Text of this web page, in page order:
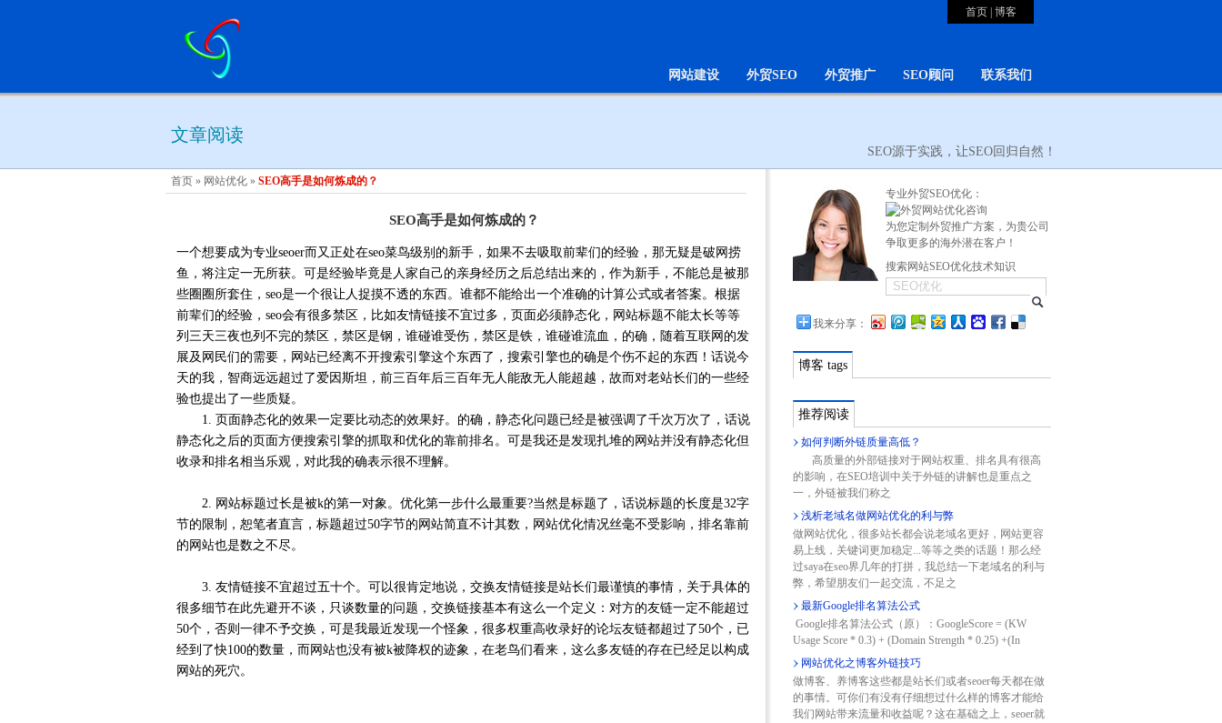
首页| 博客
网站建设 外贸SEO 外贸推广 SEO顾问 联系我们
文章阅读
SEO源于实践，让SEO回归自然！
首页 » 网站优化 » SEO高手是如何炼成的？
SEO高手是如何炼成的？
一个想要成为专业seoer而又正处在seo菜鸟级别的新手，如果不去吸取前辈们的经验，那无疑是破网捞
鱼，将注定一无所获。可是经验毕竟是人家自己的亲身经历之后总结出来的，作为新手，不能总是被那
些圈圈所套住，seo是一个很让人捉摸不透的东西。谁都不能给出一个准确的计算公式或者答案。根据
前辈们的经验，seo会有很多禁区，比如友情链接不宜过多，页面必须静态化，网站标题不能太长等等
列三天三夜也列不完的禁区，禁区是钢，谁碰谁受伤，禁区是铁，谁碰谁流血，的确，随着互联网的发
展及网民们的需要，网站已经离不开搜索引擎这个东西了，搜索引擎也的确是个伤不起的东西！话说今
天的我，智商远远超过了爱因斯坦，前三百年后三百年无人能敌无人能超越，故而对老站长们的一些经
验也提出了一些质疑。
1. 页面静态化的效果一定要比动态的效果好。的确，静态化问题已经是被强调了千次万次了，话说
静态化之后的页面方便搜索引擎的抓取和优化的靠前排名。可是我还是发现扎堆的网站并没有静态化但
收录和排名相当乐观，对此我的确表示很不理解。
2. 网站标题过长是被k的第一对象。优化第一步什么最重要?当然是标题了，话说标题的长度是32字
节的限制，恕笔者直言，标题超过50字节的网站简直不计其数，网站优化情况丝毫不受影响，排名靠前
的网站也是数之不尽。
3. 友情链接不宜超过五十个。可以很肯定地说，交换友情链接是站长们最谨慎的事情，关于具体的
很多细节在此先避开不谈，只谈数量的问题，交换链接基本有这么一个定义：对方的友链一定不能超过
50个，否则一律不予交换，可是我最近发现一个怪象，很多权重高收录好的论坛友链都超过了50个，已
经到了快100的数量，而网站也没有被k被降权的迹象，在老鸟们看来，这么多友链的存在已经足以构成
网站的死穴。
专业外贸SEO优化：
为您定制外贸推广方案，为贵公司
争取更多的海外潜在客户！
搜索网站SEO优化技术知识
我来分享：
博客 tags
推荐阅读
如何判断外链质量高低？
高质量的外部链接对于网站权重、排名具有很高
的影响，在SEO培训中关于外链的讲解也是重点之
一，外链被我们称之
浅析老域名做网站优化的利与弊
做网站优化，很多站长都会说老域名更好，网站更容
易上线，关键词更加稳定...等等之类的话题！那么经
过saya在seo界几年的打拼，我总结一下老域名的利与
弊，希望朋友们一起交流，不足之
最新Google排名算法公式
Google排名算法公式（原）：GoogleScore = (KW
Usage Score * 0.3) + (Domain Strength * 0.25) +(In
网站优化之博客外链技巧
做博客、养博客这些都是站长们或者seoer每天都在做
的事情。可你们有没有仔细想过什么样的博客才能给
我们网站带来流量和收益呢？这在基础之上，seoer就